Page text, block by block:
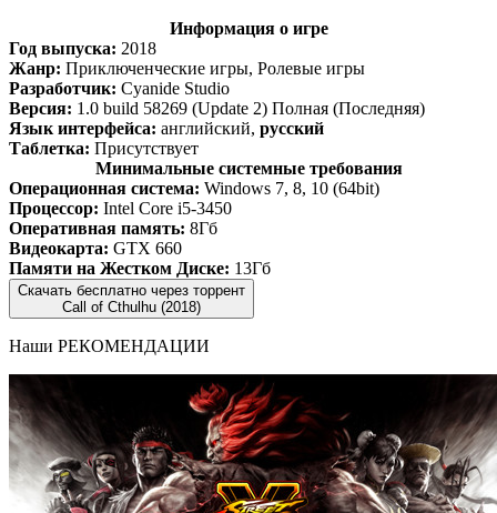
Информация о игре
Год выпуска: 2018
Жанр: Приключенческие игры, Ролевые игры
Разработчик: Cyanide Studio
Версия: 1.0 build 58269 (Update 2) Полная (Последняя)
Язык интерфейса: английский, русский
Таблетка: Присутствует
Минимальные системные требования
Операционная система: Windows 7, 8, 10 (64bit)
Процессор: Intel Core i5-3450
Оперативная память: 8Гб
Видеокарта: GTX 660
Памяти на Жестком Диске: 13Гб
Скачать бесплатно через торрент
Call of Cthulhu (2018)
Наши РЕКОМЕНДАЦИИ